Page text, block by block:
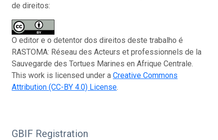
de direitos:
O editor e o detentor dos direitos deste trabalho é
RASTOMA: Réseau des Acteurs et professionnels de la
Sauvegarde des Tortues Marines en Afrique Centrale.
This work is licensed under a Creative Commons
Attribution (CC-BY 4.0) License.
GBIF Registration